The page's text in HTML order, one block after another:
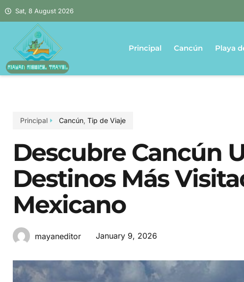
Sat, 8 August 2026
Principal Cancún Playa
Principal Cancún, Tip de Viaje
Descubre Cancún
Destinos Más
Mexicano
mayaneditor January 9, 2026